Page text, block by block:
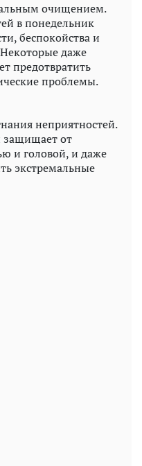
очищением.
в понедельник
беспокойства и
даже
предотвратить
проблемы.
неприятностей.
защищает от
и головой, и даже
экстремальные